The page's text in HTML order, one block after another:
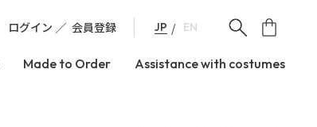
ログイン 会員登録 JP EN
Made to Order Assistance with costumes